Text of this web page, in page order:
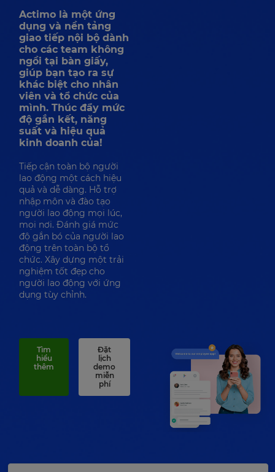
Actimo là một ứng
dụng và nền tảng
giao tiếp nội bộ dành
cho các team không
ngồi tại bàn giấy,
giúp bạn tạo ra sự
khác biệt cho nhân
viên và tổ chức của
mình. Thúc đẩy mức
độ gắn kết, năng
suất và hiệu quả
kinh doanh của!
Tiếp cận toàn bộ người
lao động một cách hiệu
quả và dễ dàng. Hỗ trợ
nhập môn và đào tạo
người lao động mọi lúc,
mọi nơi. Đánh giá mức
độ gắn bó của người lao
động trên toàn bộ tổ
chức. Xây dựng một trải
nghiệm tốt đẹp cho
người lao động với ứng
dụng tùy chỉnh.
Tìm
hiểu
thêm
Đặt
lịch
demo
miễn
phí